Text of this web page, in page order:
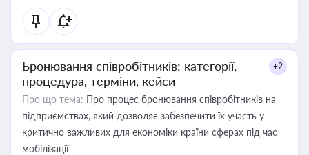
Бронювання співробітників: категорії,
процедура, терміни, кейси
+2
Про що тема: Про процес бронювання співробітників на
підприємствах, який дозволяє забезпечити їх участь у
критично важливих для економіки країни сферах під час
мобілізації